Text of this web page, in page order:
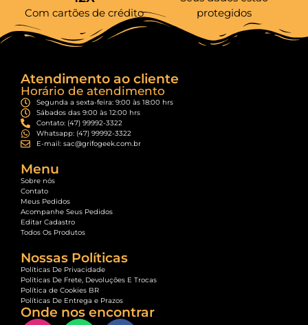
Com cartões de crédito
protegidos
Atendimento ao cliente
Horário de atendimento
Segunda a sexta-feira: 9:00 às 18:00 hrs
Sábados das 9:00 às 12:00 hrs
Contato: (47) 99992-3322
Whatsapp: (47) 99992-3322
E-mail: sac@grifogeek.com.br
Menu
Sobre nós
Contato
Meus Pedidos
Acompanhe Seus Pedidos
Editar Cadastro
Todos Os Produtos
Nossas Políticas
Políticas De Privacidade
Políticas De Frete, Devoluções E Trocas
Política de Cookies BR
Políticas De Entrega e Prazos
Onde nos encontrar